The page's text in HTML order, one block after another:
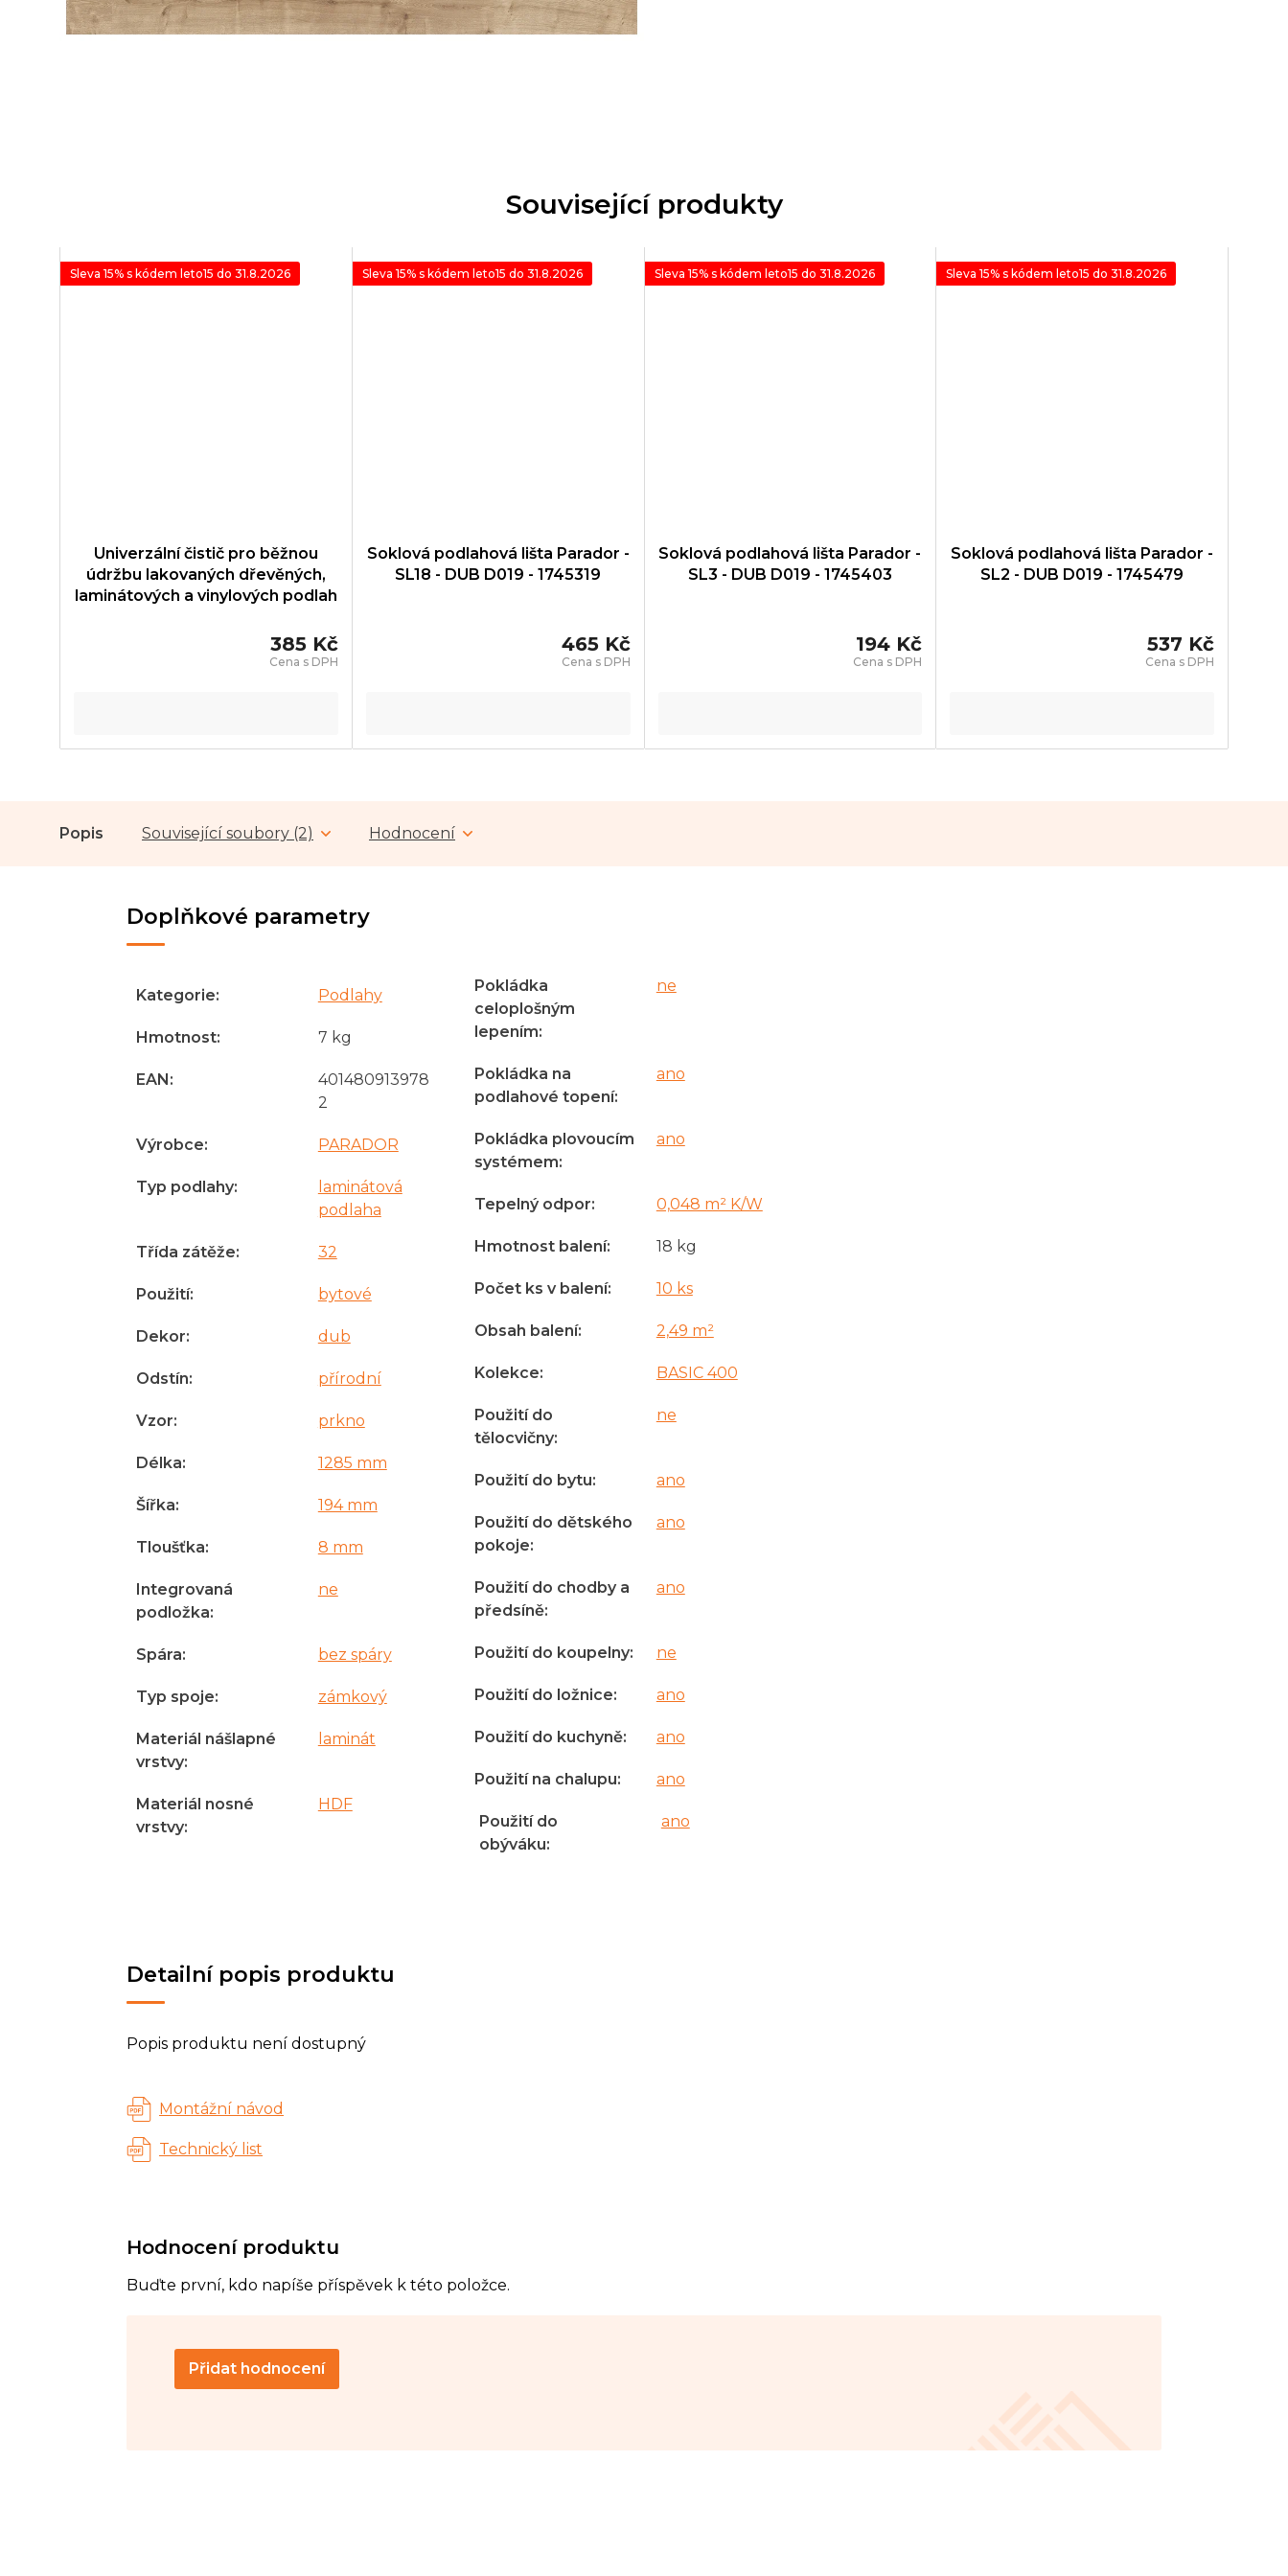
Související produkty
Sleva 15% s kódem leto15 do 31.8.2026
Univerzální čistič pro běžnou
údržbu lakovaných dřevěných,
laminátových a vinylových podlah
385 Kč
Sleva 15% s kódem leto15 do 31.8.2026
Soklová podlahová lišta Parador -
SL18 - DUB D019 - 1745319
465 Kč
Sleva 15% s kódem leto15 do 31.8.2026
Soklová podlahová lišta Parador -
SL3 - DUB D019 - 1745403
194 Kč
Sleva 15% s kódem leto15 do 31.8.2026
Soklová podlahová lišta Parador -
SL2 - DUB D019 - 1745479
537 Kč
Popis Související soubory (2) Hodnocení
Detailní popis produktu
Popis produktu není dostupný
Doplňkové parametry
Kategorie: Podlahy
Hmotnost: 7 kg
EAN:
401480913978
2
Výrobce: PARADOR
Typ podlahy:
laminátová
podlaha
Třída zátěže: 32
Použití: bytové
Dekor: dub
Odstín: přírodní
Vzor: prkno
Délka: 1285 mm
Šířka: 194 mm
Tloušťka: 8 mm
Integrovaná
podložka:
ne
Spára: bez spáry
Typ spoje: zámkový
Materiál nášlapné
vrstvy:
laminát
Materiál nosné
vrstvy:
HDF
Pokládka
celoplošným
lepením:
ne
Pokládka na
podlahové topení:
ano
Pokládka plovoucím
systémem:
ano
Tepelný odpor: 0,048 m² K/W
Hmotnost balení: 18 kg
Počet ks v balení: 10 ks
Obsah balení: 2,49 m²
Kolekce: BASIC 400
Použití do
tělocvičny:
ne
Použití do bytu: ano
Použití do dětského
pokoje:
ano
Použití do chodby a
předsíně:
ano
Použití do koupelny: ne
Použití do ložnice: ano
Použití do kuchyně: ano
Použití na chalupu: ano
Použití do
obýváku:
ano
Montážní návod
Technický list
Hodnocení produktu
Buďte první, kdo napíše příspěvek k této položce.
Přidat hodnocení